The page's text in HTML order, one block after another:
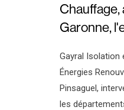
Chauffage,
Garonne,
Gayral Isolation
Énergies
Pinsaguel,
les